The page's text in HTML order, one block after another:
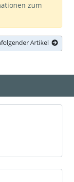
zum
Artikel